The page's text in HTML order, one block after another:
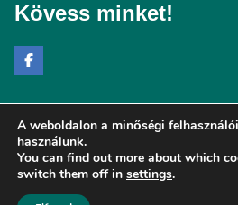
Kövess minket!
Copyright © 2024 csakapeca.hu.
Általános Szerződési
Adatkezelési
A weboldalon a minőségi
használunk.
You can find out more about which
switch them off in settings.